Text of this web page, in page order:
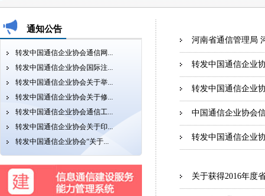
河南省通信管理局
转发中国通信企业
转发中国通信企业
中国通信企业协会
转发中国通信企业
关于获得2016年度
通知公告
转发中国通信企业协会通信网...
转发中国通信企业协会国际注...
转发中国通信企业协会关于举...
转发中国通信企业协会关于修...
转发中国通信企业协会通信工...
转发中国通信企业协会关于印...
转发中国通信企业协会“关于...